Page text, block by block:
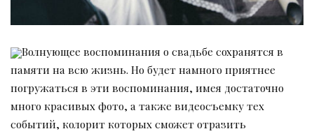
Волнующее воспоминания о свадьбе сохранятся в
памяти на всю жизнь. Но будет намного приятнее
погружаться в эти воспоминания, имея достаточно
много красивых фото, а также видеосъемку тех
событий, колорит которых сможет отразить